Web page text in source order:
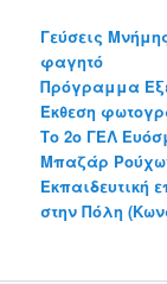
Γεύσεις
φαγητό
Πρόγραμμα
Έκθεση
Το 2o ΓΕΛ
Μπαζάρ
Εκπαιδευτική
στην Πόλη